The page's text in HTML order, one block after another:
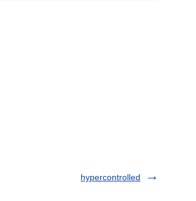
hypercontrolled